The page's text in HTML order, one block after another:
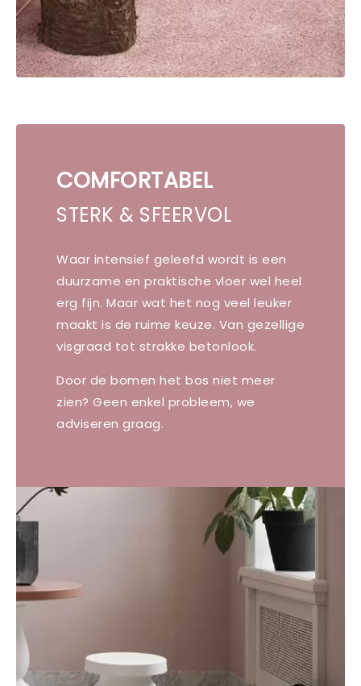
COMFORTABEL
STERK & SFEERVOL
Waar intensief geleefd wordt is een
duurzame en praktische vloer wel heel
erg fijn. Maar wat het nog veel leuker
maakt is de ruime keuze. Van gezellige
visgraad tot strakke betonlook.
Door de bomen het bos niet meer
zien? Geen enkel probleem, we
adviseren graag.